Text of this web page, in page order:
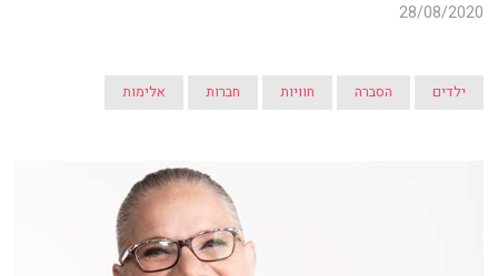
28/08/2020
ילדים הסברה חוויות חברות אלימות